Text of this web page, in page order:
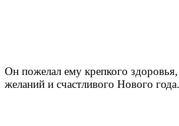
Он пожелал ему крепкого
желаний и счастливого Нового года.